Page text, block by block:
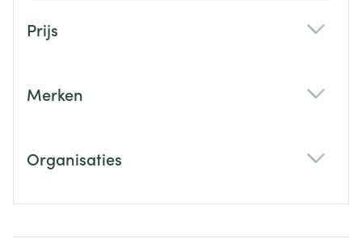
Prijs
Merken
Organisaties